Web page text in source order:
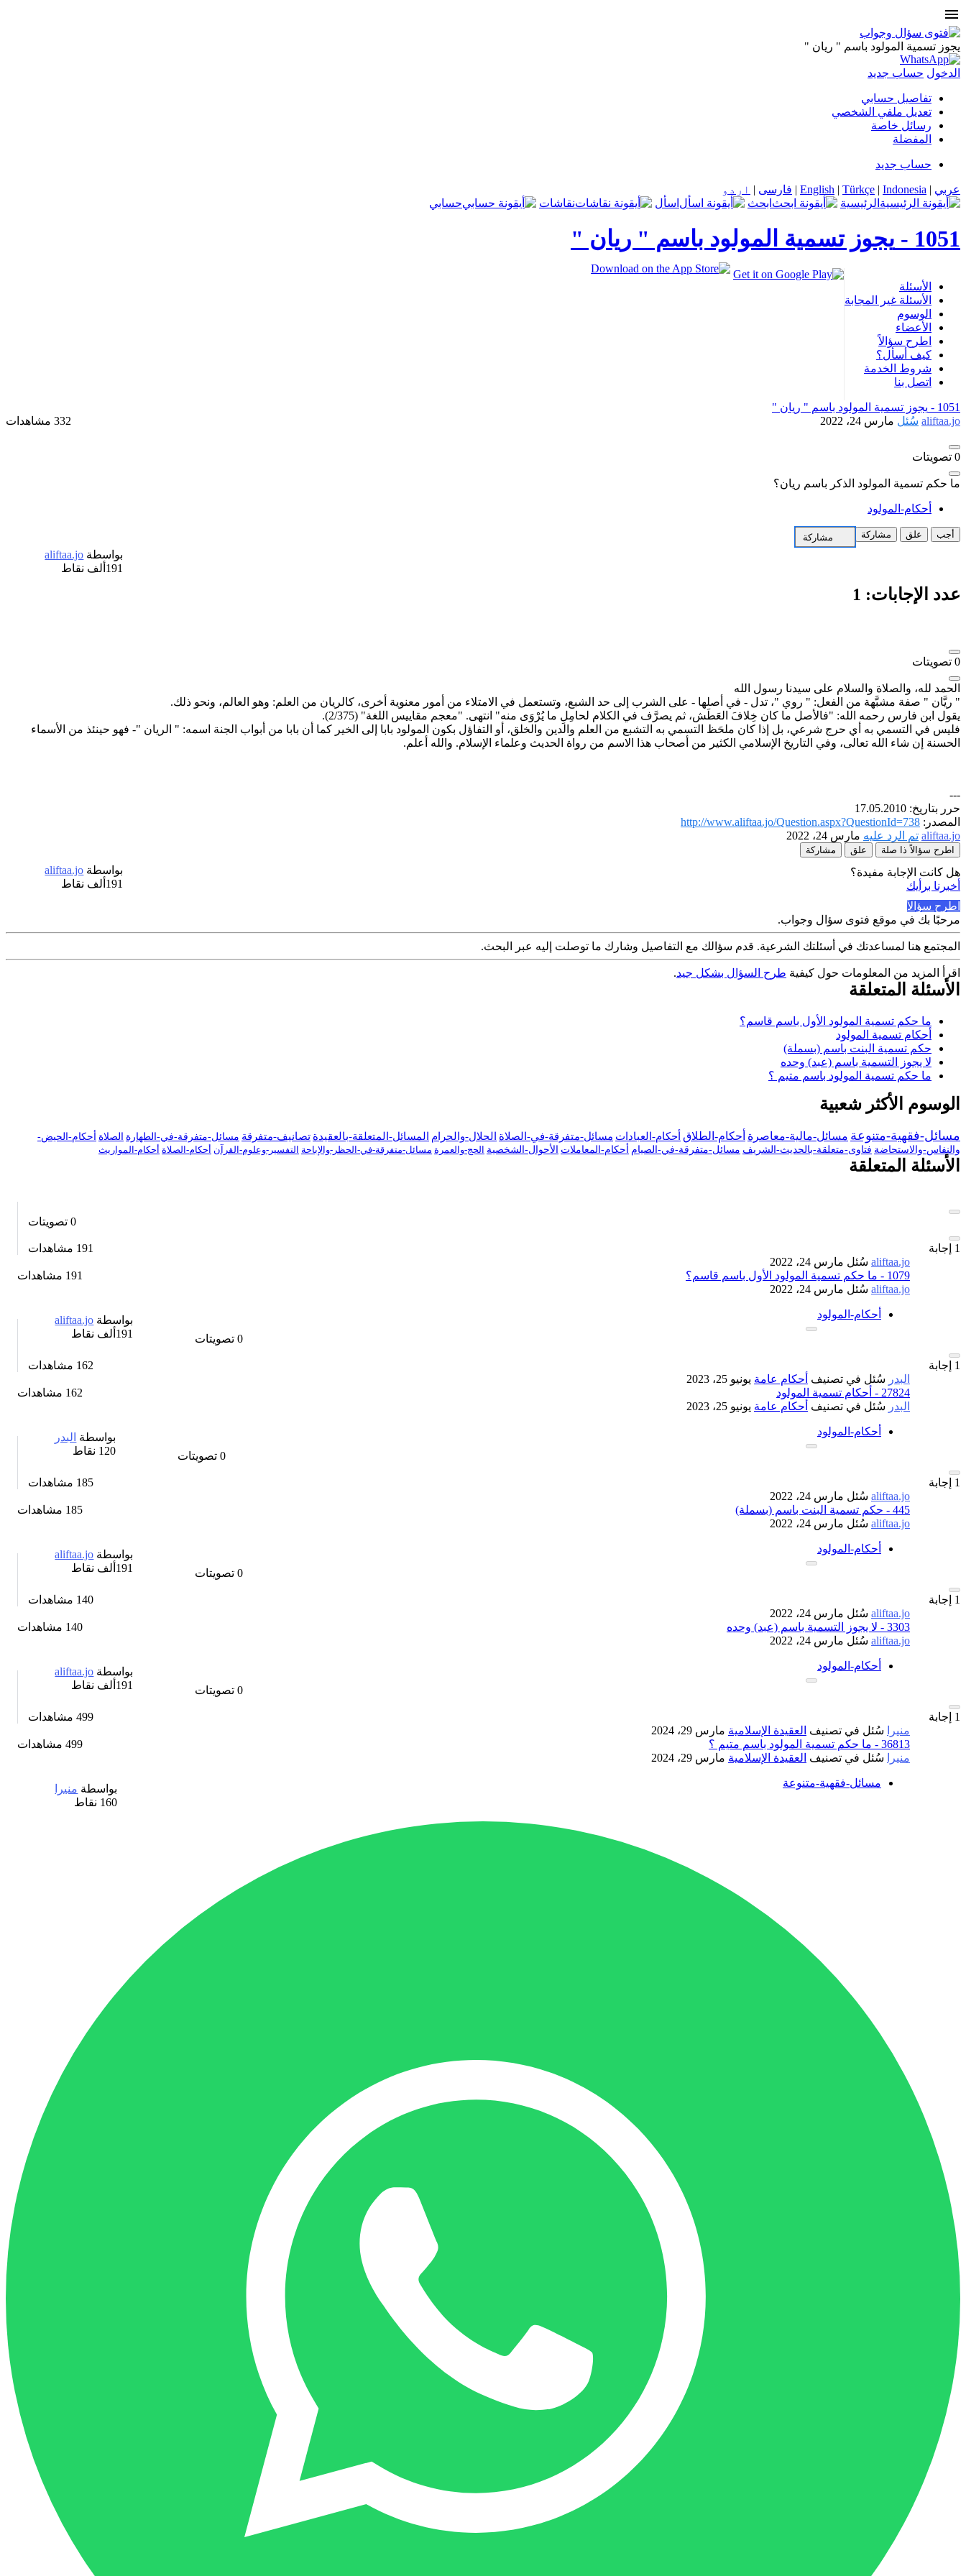
menu
يجوز تسمية المولود باسم " ريان "
الدخول حساب جديد
تفاصيل حسابي
تعديل ملفي الشخصي
رسائل خاصة
المفضلة
حساب جديد
عربي |
English | Türkçe | Indonesia
| فارسی | اردو
الرئيسية
ابحث اسأل نقاشات حسابي
1051 - يجوز تسمية المولود باسم " ريان "
الأسئلة
الأسئلة غير المجابة
الوسوم
الأعضاء
اطرح سؤالاً
كيف أسأل؟
شروط الخدمة
اتصل بنا
1051 -
يجوز تسمية المولود باسم " ريان "
aliftaa.jo سُئل مارس 24، 2022 332 مشاهدات
0 تصويتات
ما حكم تسمية المولود الذكر باسم ريان؟
أحكام-المولود
بواسطة aliftaa.jo
191ألف
نقاط
أجب علق مشاركة مشاركة
عدد الإجابات: 1
0 تصويتات
الحمد لله، والصلاة والسلام على سيدنا رسول الله
" ريَّان " صفة مشبَّهة من الفعل: " روي "، تدل - في أصلها - على الشرب إلى حد الشبع، وتستعمل في الامتلاء من أمور معنوية أخرى، كالريان من العلم: وهو العالم، ونحو ذلك.
يقول ابن فارس رحمه الله: "فالأصل ما كان خِلافَ العَطَش، ثم يصرَّف في الكلام لحامِلِ ما يُرْوَى منه" انتهى. "معجم مقاييس اللغة" (2/375).
فليس في التسمي به أي حرج شرعي، بل إذا كان ملحَظ التسمي به التشبع من العلم والدين والخلق، أو التفاؤل بكون المولود بابا إلى الخير كما أن بابا من أبواب الجنة اسمه: " الريان "- فهو حينئذ من الأسماء
الحسنة إن شاء الله تعالى، وفي التاريخ الإسلامي الكثير من أصحاب هذا الاسم من رواة الحديث وعلماء الإسلام. والله أعلم.
---
حرر بتاريخ: 17.05.2010
المصدر: http://www.aliftaa.jo/Question.aspx?QuestionId=738
aliftaa.jo تم الرد عليه مارس 24، 2022
بواسطة aliftaa.jo
191ألف
نقاط
اطرح سؤالاً ذا صلة علق مشاركة
هل كانت الإجابة مفيدة؟
أخبرنا برأيك
اطرح سؤالاً
مرحبًا بك في موقع فتوى سؤال وجواب.
المجتمع هنا لمساعدتك في أسئلتك الشرعية. قدم سؤالك مع التفاصيل وشارك ما توصلت إليه عبر البحث.
اقرأ المزيد من المعلومات حول كيفية طرح السؤال بشكل جيد.
الأسئلة المتعلقة
ما حكم تسمية المولود الأول باسم قاسم؟
أحكام تسمية المولود
حكم تسمية البنت باسم (بسملة)
لا يجوز التسمية باسم (عبد) وحده
ما حكم تسمية المولود باسم متيم ؟
الوسوم الأكثر شعبية
مسائل-فقهية-متنوعة مسائل-مالية-معاصرة أحكام-الطلاق أحكام-العبادات مسائل-متفرقة-في-الصلاة الحلال-والحرام المسائل-المتعلقة-بالعقيدة تصانيف-متفرقة مسائل-متفرقة-في-الطهارة الصلاة أحكام-الحيض-
والنفاس-والاستحاضة فتاوى-متعلقة-بالحديث-الشريف مسائل-متفرقة-في-الصيام أحكام-المعاملات الأحوال-الشخصية الحج-والعمرة مسائل-متفرقة-في-الحظر-والإباحة التفسير-وعلوم-القرآن أحكام-الصلاة أحكام-المواريث
الأسئلة المتعلقة
0 تصويتات
1 إجابة 191 مشاهدات
aliftaa.jo سُئل مارس 24، 2022
191 مشاهدات
1079 - ما حكم تسمية المولود الأول باسم قاسم؟
aliftaa.jo سُئل مارس 24، 2022
بواسطة aliftaa.jo
191ألف
نقاط
أحكام-المولود
0تصويتات
1 إجابة 162 مشاهدات
البدر سُئل في تصنيف أحكام عامة يونيو 25، 2023
162 مشاهدات
27824 - أحكام تسمية المولود
البدر سُئل في تصنيف أحكام عامة يونيو 25، 2023
بواسطة البدر
120 نقاط
أحكام-المولود
0تصويتات
1 إجابة 185 مشاهدات
aliftaa.jo سُئل مارس 24، 2022
185 مشاهدات
445 - حكم تسمية البنت باسم (بسملة)
aliftaa.jo سُئل مارس 24، 2022
بواسطة aliftaa.jo
191ألف
نقاط
أحكام-المولود
0تصويتات
1 إجابة 140 مشاهدات
aliftaa.jo سُئل مارس 24، 2022
140 مشاهدات
3303 - لا يجوز التسمية باسم (عبد) وحده
aliftaa.jo سُئل مارس 24، 2022
بواسطة aliftaa.jo
191ألف
نقاط
أحكام-المولود
0تصويتات
1 إجابة 499 مشاهدات
منيرا
سُئل في تصنيف العقيدة الإسلامية مارس 29، 2024
499 مشاهدات
36813 - ما حكم تسمية المولود باسم متيم ؟
منيرا
سُئل في تصنيف العقيدة الإسلامية مارس 29، 2024
بواسطة منيرا
160 نقاط
مسائل-فقهية-متنوعة